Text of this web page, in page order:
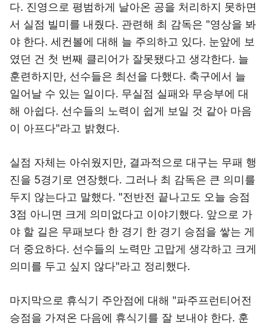
다. 진영으로 평범하게 날아온 공을 처리하지 못하면
서 실점 빌미를 내줬다. 관련해 최 감독은 "영상을 봐
야 한다. 세컨볼에 대해 늘 주의하고 있다. 눈앞에 보
였던 건 첫 번째 클리어가 잘못됐다고 생각한다. 늘
훈련하지만, 선수들은 최선을 다했다. 축구에서 늘
일어날 수 있는 일이다. 무실점 실패와 무승부에 대
해 아쉽다. 선수들의 노력이 쉽게 보일 것 같아 마음
이 아프다"라고 밝혔다.
실점 자체는 아쉬웠지만, 결과적으로 대구는 무패 행
진을 5경기로 연장했다. 그러나 최 감독은 큰 의미를
두지 않는다고 말했다. "전반전 끝나고도 오늘 승점
3점 아니면 크게 의미없다고 이야기했다. 앞으로 가
야 할 길은 무패보다 한 경기 한 경기 승점을 쌓는 게
더 중요하다. 선수들의 노력만 고맙게 생각하고 크게
의미를 두고 싶지 않다"라고 정리했다.
마지막으로 휴식기 주안점에 대해 "파주프런티어전
승점을 가져온 다음에 휴식기를 잘 보내야 한다. 훈